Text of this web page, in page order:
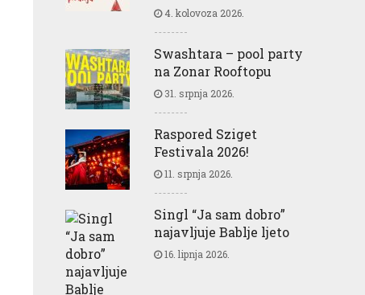
4. kolovoza 2026.
Swashtara – pool party
na Zonar Rooftopu
31. srpnja 2026.
Raspored Sziget
Festivala 2026!
11. srpnja 2026.
Singl “Ja sam dobro”
najavljuje Bablje ljeto
16. lipnja 2026.